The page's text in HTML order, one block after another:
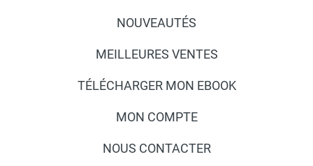
NOUVEAUTÉS
MEILLEURES VENTES
TÉLÉCHARGER MON EBOOK
MON COMPTE
NOUS CONTACTER